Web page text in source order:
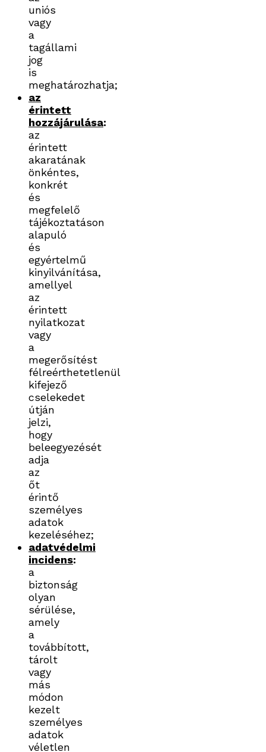
uniós
vagy
a
tagállami
jog
is
meghatározhatja;
az
érintett
hozzájárulása:
az
érintett
akaratának
önkéntes,
konkrét
és
megfelelő
tájékoztatáson
alapuló
és
egyértelmű
kinyilvánítása,
amellyel
az
érintett
nyilatkozat
vagy
a
megerősítést
félreérthetetlenül
kifejező
cselekedet
útján
jelzi,
hogy
beleegyezését
adja
az
őt
érintő
személyes
adatok
kezeléséhez;
adatvédelmi
incidens:
a
biztonság
olyan
sérülése,
amely
a
továbbított,
tárolt
vagy
más
módon
kezelt
személyes
adatok
véletlen